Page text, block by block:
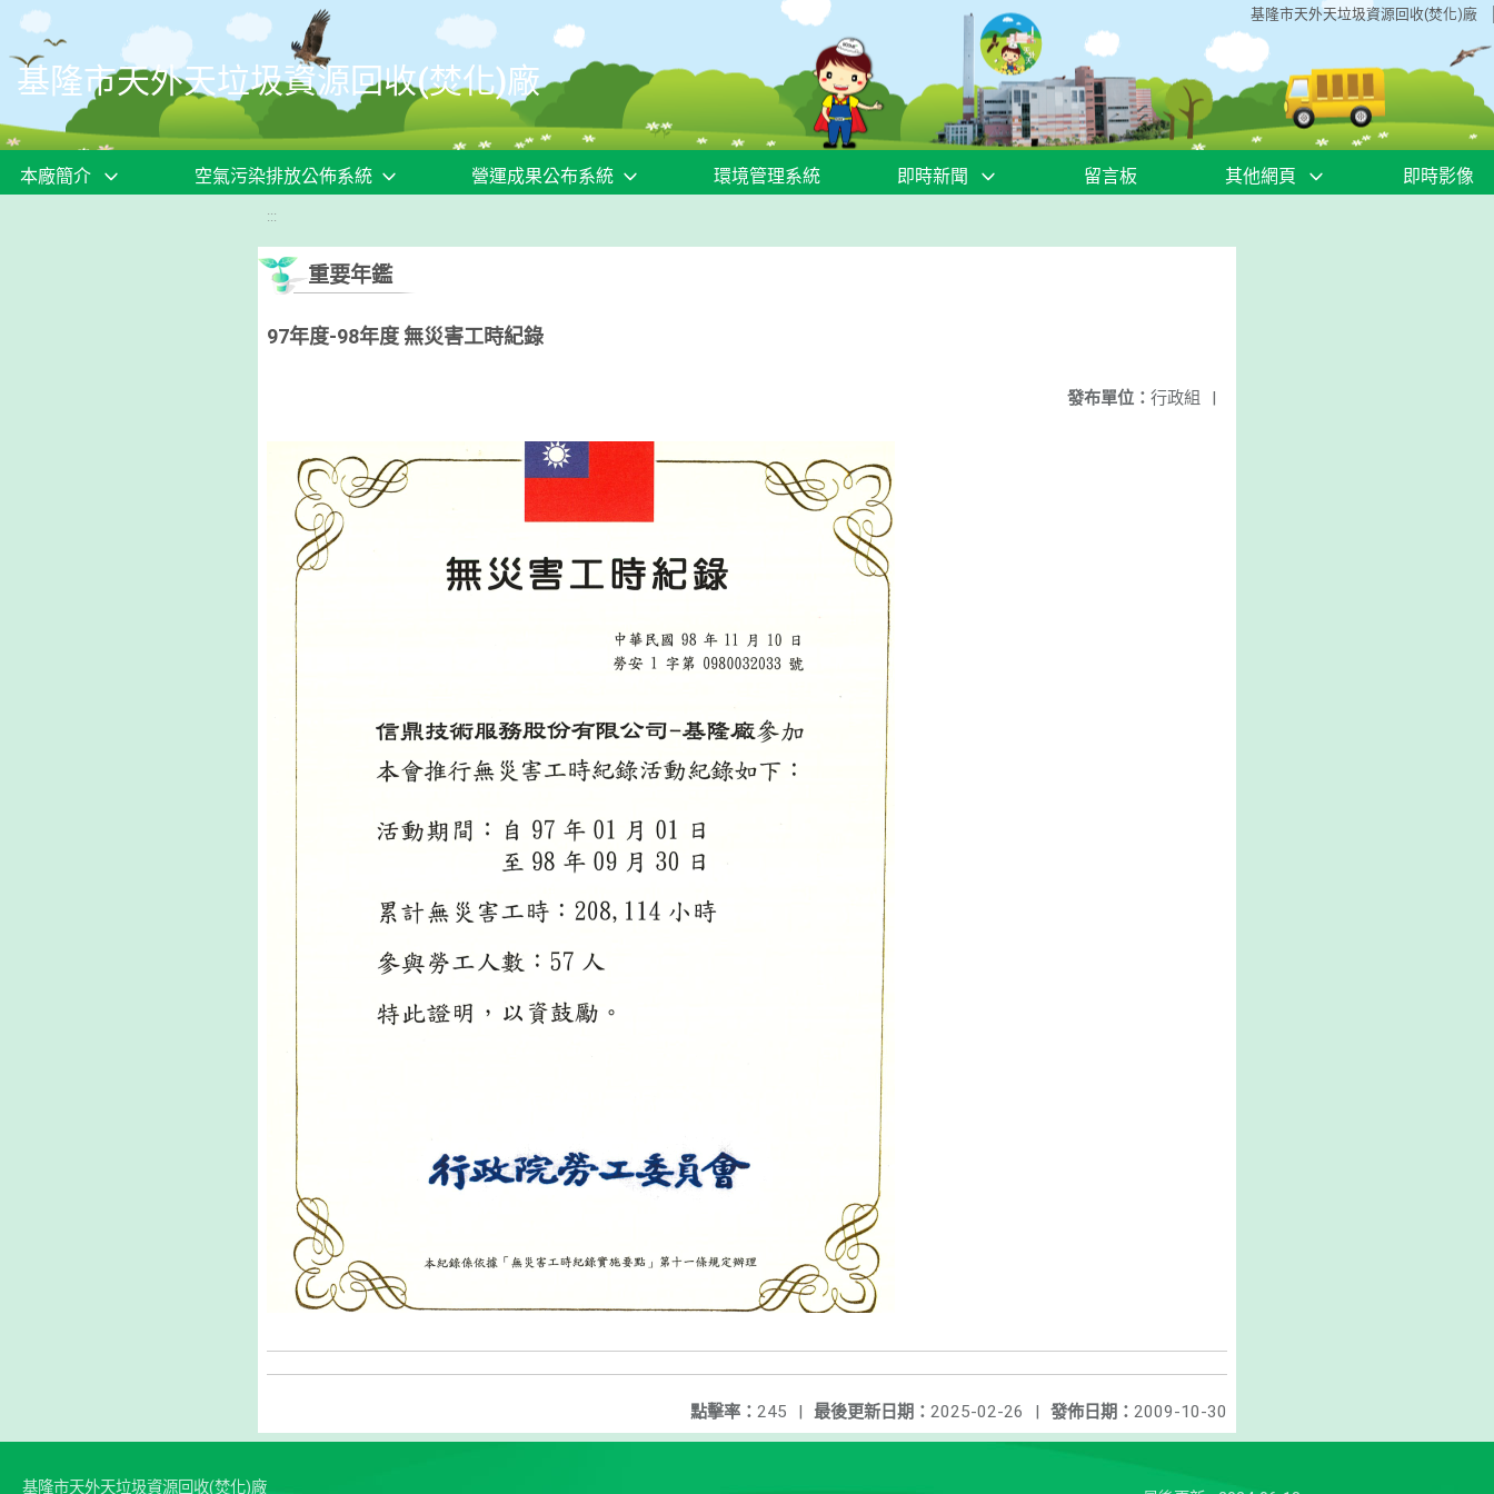
移至網頁之主要內容區位置 基隆市天外天垃圾資源回收(焚化)廠
基隆市天外天垃圾資源回收(焚化)廠
本廠簡介 空氣污染排放公佈系統 營運成果公布系統 環境管理系統 即時新聞 留言板 其他網頁 即時影像
:::
重要年鑑
97年度-98年度 無災害工時紀錄
發布單位： 行政組 |
發佈日期： 2009-10-30
最後更新日期： 2025-02-26 |
點擊率： 245 |
基隆市天外天垃圾資源回收(焚化)廠